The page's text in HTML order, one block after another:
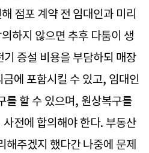
점포 계약 전 임대인과 미리
하지 않으면 추후 다툼이 생
증설 비용을 부담하되 매장
에 포함시킬 수 있고, 임대인
를 할 수 있으며, 원상복구를
전에 합의해야 한다. 부동산
해주겠지 했다간 나중에 문제